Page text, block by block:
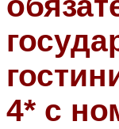
4* с